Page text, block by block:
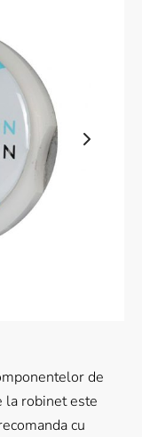
de
la robinet este
cu